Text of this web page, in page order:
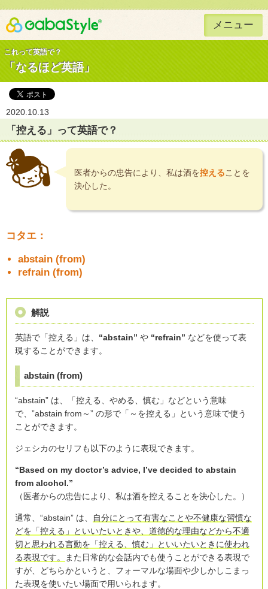
Gaba Style 無料で英語学習 メニュー
これって英語で？
「なるほど英語」
2020.10.13
「控える」って英語で？
医者からの忠告により、私は酒を控えることを
決心した。
コタエ：
abstain (from)
refrain (from)
解説
英語で「控える」は、 “abstain” や “refrain” などを使って表
現することができます。
abstain (from)
“abstain” は、「控える、やめる、慎む」などという意味
で、”abstain from～” の形で「～を控える」という意味で使う
ことができます。
ジェシカのセリフも以下のように表現できます。
“Based on my doctor’s advice, I’ve decided to abstain
from alcohol.”
（医者からの忠告により、私は酒を控えることを決心した。）
通常、“abstain” は、
自分にとって有害なことや不健康な習慣な
どを「控える」といいたいときや、道徳的な理由などから不適
切と思われる言動を「控える、慎む」といいたいときに使われ
る表現です。
また日常的な会話内でも使うことができる表現で
すが、どちらかというと、フォーマルな場面や少しかしこまっ
た表現を使いたい場面で用いられます。